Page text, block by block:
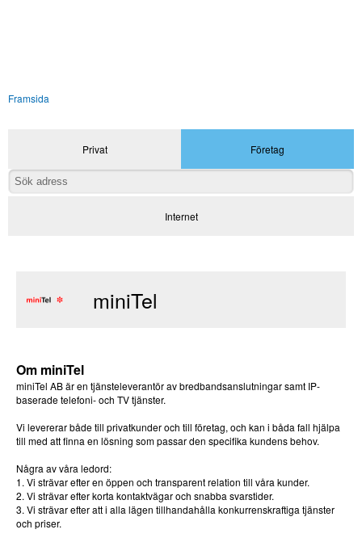
Framsida
Privat Företag
Internet
miniTel
Om miniTel
miniTel AB är en tjänsteleverantör av bredbandsanslutningar samt IP-
baserade telefoni- och TV tjänster.
Vi levererar både till privatkunder och till företag, och kan i båda fall hjälpa
till med att finna en lösning som passar den specifika kundens behov.
Några av våra ledord:
1. Vi strävar efter en öppen och transparent relation till våra kunder.
2. Vi strävar efter korta kontaktvägar och snabba svarstider.
3. Vi strävar efter att i alla lägen tillhandahålla konkurrenskraftiga tjänster
och priser.